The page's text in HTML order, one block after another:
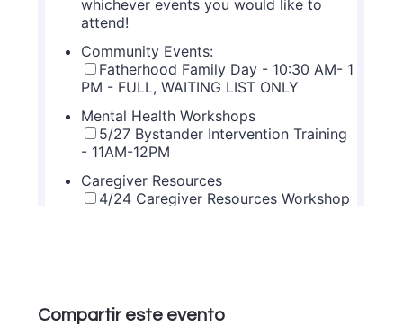
Compartir este evento